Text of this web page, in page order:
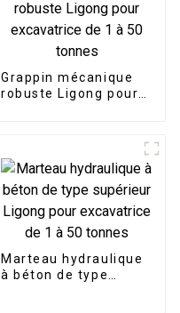
Grappin mécanique
robuste Ligong pour
Marteau hydraulique
à béton de type